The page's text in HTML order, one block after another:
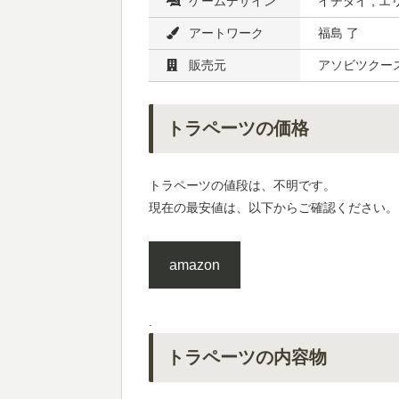
アートワーク 福島 了
販売元 アソビツクー
トラペーツの価格
トラペーツの値段は、不明です。
現在の最安値は、以下からご確認ください。
amazon
.
トラペーツの内容物